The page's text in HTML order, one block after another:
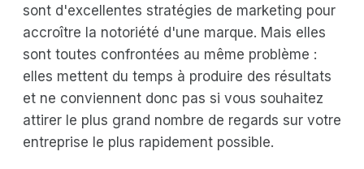
sont d'excellentes stratégies de marketing pour
accroître la notoriété d'une marque. Mais elles
sont toutes confrontées au même problème :
elles mettent du temps à produire des résultats
et ne conviennent donc pas si vous souhaitez
attirer le plus grand nombre de regards sur votre
entreprise le plus rapidement possible.